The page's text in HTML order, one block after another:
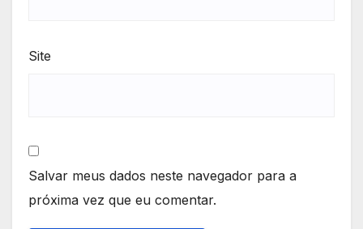
Site
Salvar meus dados neste navegador para a
próxima vez que eu comentar.